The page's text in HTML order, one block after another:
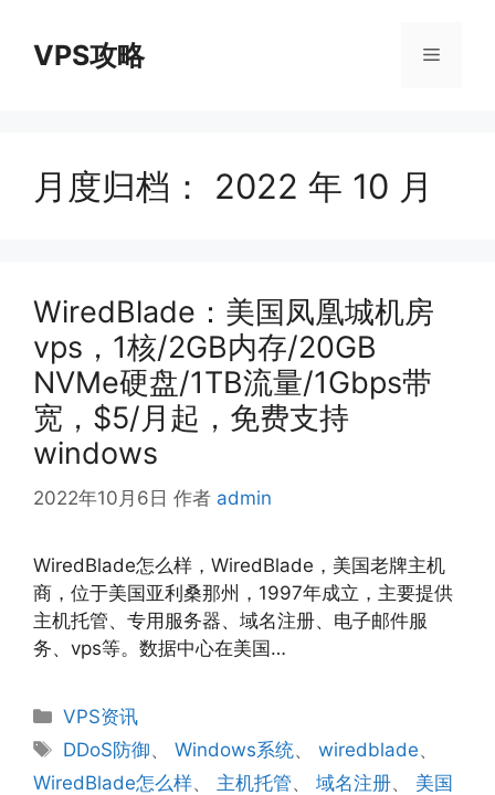
VPS攻略 菜
月度归档： 2022 年 10 月
WiredBlade：美国凤凰城机房
vps，1核/2GB内存/20GB
NVMe硬盘/1TB流量/1Gbps带
宽，$5/月起，免费支持
windows
2022年10月6日 作者 admin
WiredBlade怎么样，WiredBlade，美国老牌主机
商，位于美国亚利桑那州，1997年成立，主要提供
主机托管、专用服务器、域名注册、电子邮件服
务、vps等。数据中心在美国…
分
类
VPS资讯
标
签
DDoS防御、Windows系统、wiredblade、
WiredBlade怎么样、 主机托管、 域名注册、 美国